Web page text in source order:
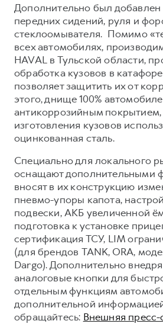
Дополнительно был добавлен
передних сидений, руля и
стеклоомывателя. Помимо
всех автомобилях,
HAVAL в Тульской области,
обработка кузовов в
позволяет защитить их от
этого, днище 100%
антикоррозийным покрытием,
изготовления кузовов
оцинкованная сталь.
Специально для локального
оснащают дополнительными
вносят в их конструкцию
пневмо-упоры капота,
подвески, АКБ увеличенной
подготовка к установке
сертификация ТСУ, LIM
(для брендов TANK, ORA,
Dargo). Дополнительно
аналоговые кнопки для
отдельным функциям
дополнительной
обращайтесь: Внешняя